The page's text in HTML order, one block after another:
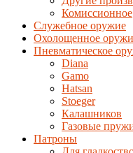
Комиссионное
Служебное оружие
Охолощенное
Пневматическое
Diana
Gamo
Hatsan
Stoeger
Калашников
Газовые
Патроны